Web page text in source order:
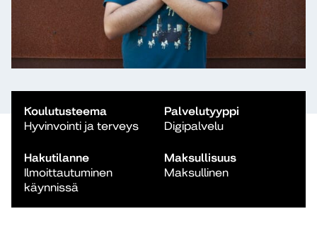
Koulutusteema
Hyvinvointi ja terveys
Palvelutyyppi
Digipalvelu
Hakutilanne
Ilmoittautuminen
käynnissä
Maksullisuus
Maksullinen